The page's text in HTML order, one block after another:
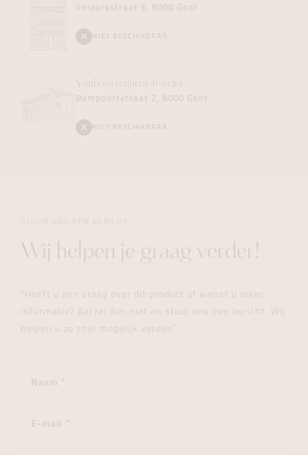
Voldersstraat 6, 9000 Gent
NIET BESCHIKBAAR
Vanhoutteghem Jewelry
Dampoortstraat 2, 9000 Gent
NIET BESCHIKBAAR
Wij helpen je graag verder!
"Heeft u een vraag over dit product of wenst u meer
informatie? Aarzel dan niet en stuur ons een bericht. Wij
helpen u zo snel mogelijk verder."